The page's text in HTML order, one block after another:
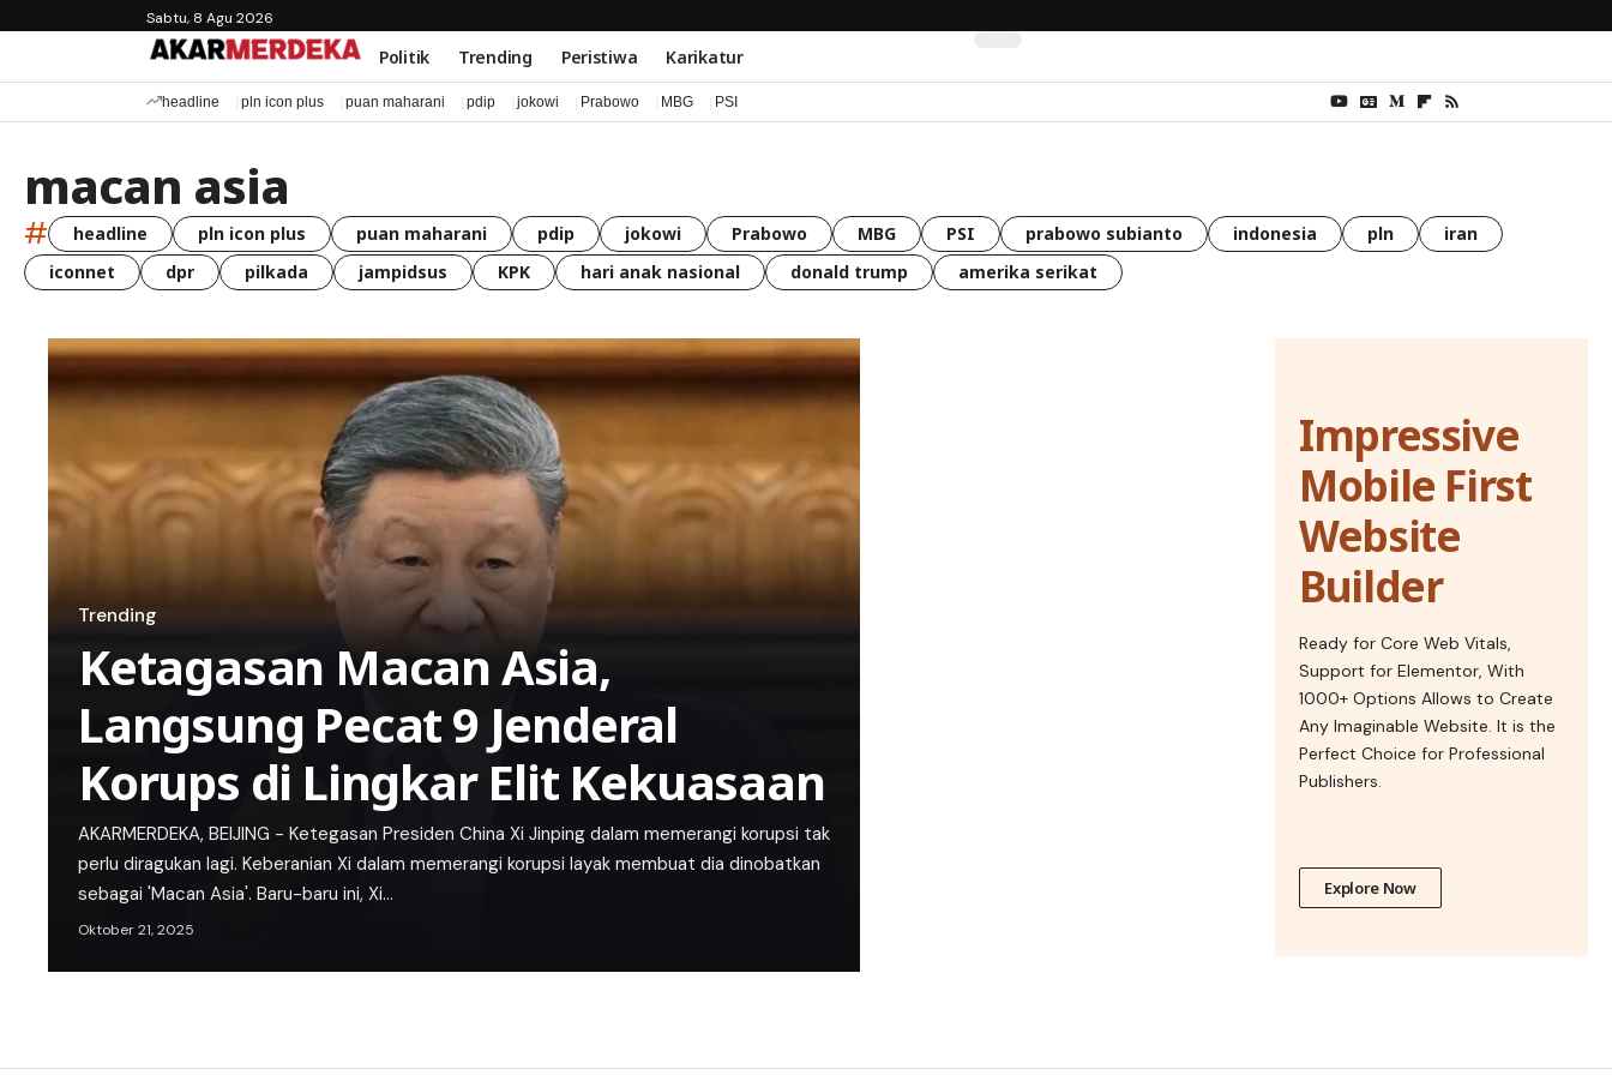
Sabtu, 8 Agu 2026
Politik Trending Peristiwa Karikatur
headline pln icon plus puan maharani pdip jokowi Prabowo MBG PSI
macan asia
# headline pln icon plus puan maharani pdip jokowi Prabowo MBG PSI prabowo subianto indonesia pln
iran
iconnet
dpr pilkada jampidsus KPK hari anak nasional donald trump amerika serikat
Trending
Ketagasan Macan Asia,
Langsung Pecat 9 Jenderal
Korups di Lingkar Elit Kekuasaan
AKARMERDEKA, BEIJING - Ketegasan Presiden China Xi Jinping dalam memerangi korupsi tak
perlu diragukan lagi. Keberanian Xi dalam memerangi korupsi layak membuat dia dinobatkan
sebagai 'Macan Asia'. Baru-baru ini, Xi…
Oktober 21, 2025
Impressive
Mobile First
Website
Builder
Ready for Core Web Vitals,
Support for Elementor, With
1000+ Options Allows to Create
Any Imaginable Website. It is the
Perfect Choice for Professional
Publishers.
Explore Now